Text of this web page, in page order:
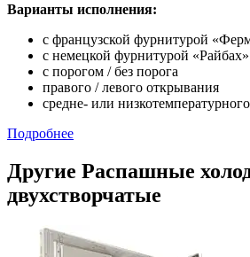
Варианты исполнения:
с французской фурнитурой
c немецкой фурнитурой
с порогом / без порога
правого / левого открывания
средне- или
Подробнее
Другие Распашные
двухстворчатые